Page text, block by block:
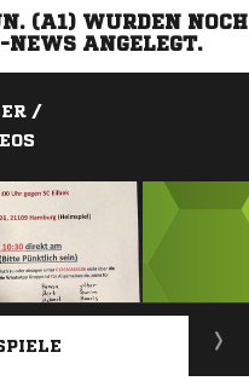
(A1) WURDEN NOCH
ANGELEGT.
/